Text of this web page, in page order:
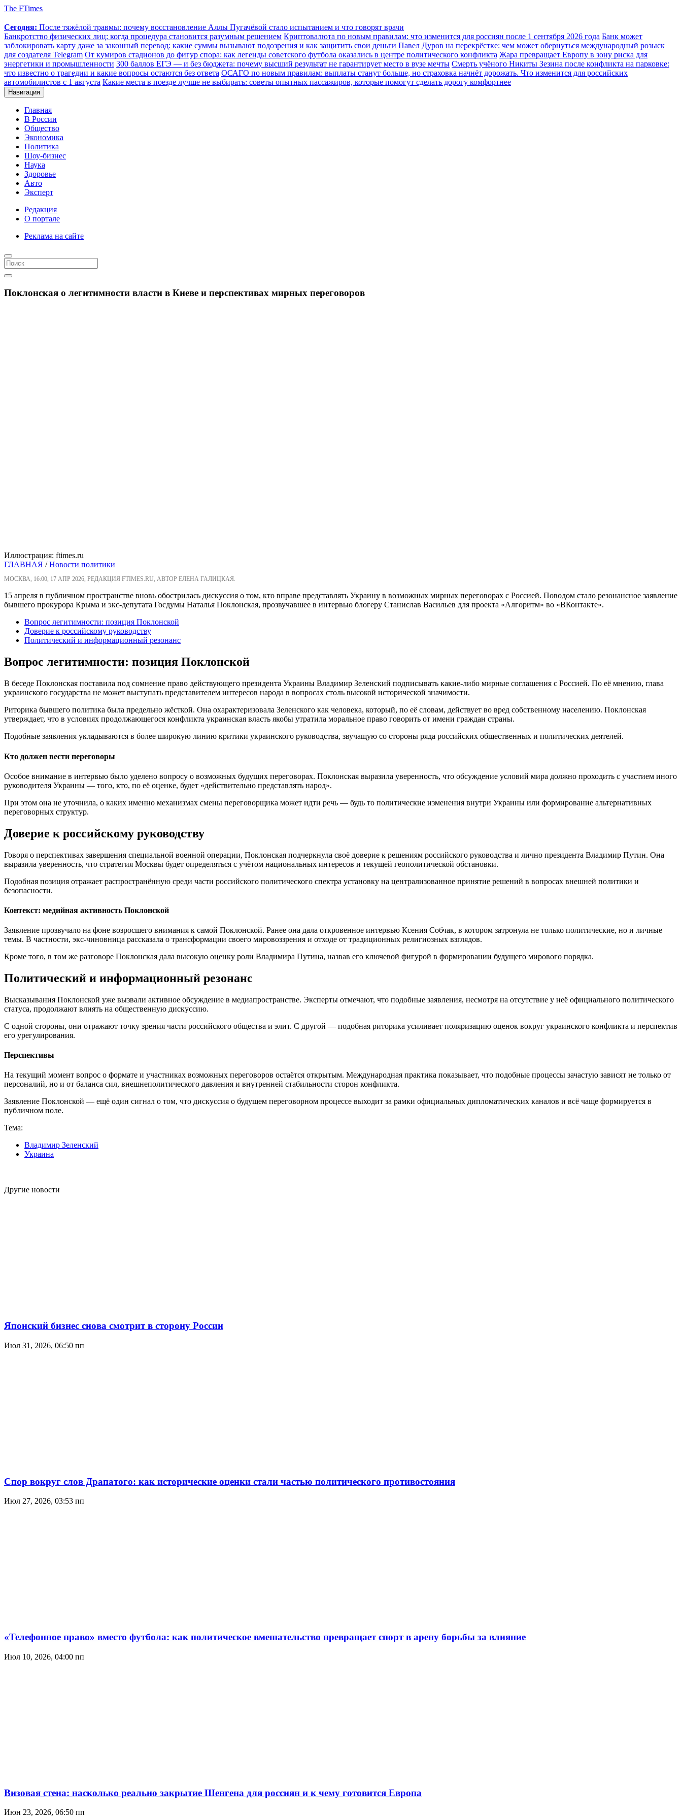
The FTimes
Сегодня: После тяжёлой травмы: почему восстановление Аллы Пугачёвой стало испытанием и что говорят врачи
Банкротство физических лиц: когда процедура становится разумным решением Криптовалюта по новым правилам: что изменится для россиян после 1 сентября 2026 года Банк может
заблокировать карту даже за законный перевод: какие суммы вызывают подозрения и как защитить свои деньги Павел Дуров на перекрёстке: чем может обернуться международный розыск
для создателя Telegram От кумиров стадионов до фигур спора: как легенды советского футбола оказались в центре политического конфликта Жара превращает Европу в зону риска для
энергетики и промышленности 300 баллов ЕГЭ — и без бюджета: почему высший результат не гарантирует место в вузе мечты Смерть учёного Никиты Зезина после конфликта на парковке:
что известно о трагедии и какие вопросы остаются без ответа ОСАГО по новым правилам: выплаты станут больше, но страховка начнёт дорожать. Что изменится для российских
автомобилистов с 1 августа Какие места в поезде лучше не выбирать: советы опытных пассажиров, которые помогут сделать дорогу комфортнее
Навигация
Главная
В России
Общество
Экономика
Политика
Шоу-бизнес
Наука
Здоровье
Авто
Эксперт
Редакция
О портале
Реклама на сайте
Поклонская о легитимности власти в Киеве и перспективах мирных переговоров
Иллюстрация: ftimes.ru
ГЛАВНАЯ /Новости политики
МОСКВА, 16:00, 17 АПР 2026, РЕДАКЦИЯ FTIMES.RU, АВТОР ЕЛЕНА ГАЛИЦКАЯ.
15 апреля в публичном пространстве вновь обострилась дискуссия о том, кто вправе представлять Украину в возможных мирных переговорах с Россией. Поводом стало резонансное заявление
бывшего прокурора Крыма и экс-депутата Госдумы Наталья Поклонская, прозвучавшее в интервью блогеру Станислав Васильев для проекта «Алгоритм» во «ВКонтакте».
Вопрос легитимности: позиция Поклонской
Доверие к российскому руководству
Политический и информационный резонанс
Вопрос легитимности: позиция Поклонской
В беседе Поклонская поставила под сомнение право действующего президента Украины Владимир Зеленский подписывать какие-либо мирные соглашения с Россией. По её мнению, глава
украинского государства не может выступать представителем интересов народа в вопросах столь высокой исторической значимости.
Риторика бывшего политика была предельно жёсткой. Она охарактеризовала Зеленского как человека, который, по её словам, действует во вред собственному населению. Поклонская
утверждает, что в условиях продолжающегося конфликта украинская власть якобы утратила моральное право говорить от имени граждан страны.
Подобные заявления укладываются в более широкую линию критики украинского руководства, звучащую со стороны ряда российских общественных и политических деятелей.
Кто должен вести переговоры
Особое внимание в интервью было уделено вопросу о возможных будущих переговорах. Поклонская выразила уверенность, что обсуждение условий мира должно проходить с участием иного
руководителя Украины — того, кто, по её оценке, будет «действительно представлять народ».
При этом она не уточнила, о каких именно механизмах смены переговорщика может идти речь — будь то политические изменения внутри Украины или формирование альтернативных
переговорных структур.
Доверие к российскому руководству
Говоря о перспективах завершения специальной военной операции, Поклонская подчеркнула своё доверие к решениям российского руководства и лично президента Владимир Путин. Она
выразила уверенность, что стратегия Москвы будет определяться с учётом национальных интересов и текущей геополитической обстановки.
Подобная позиция отражает распространённую среди части российского политического спектра установку на централизованное принятие решений в вопросах внешней политики и
безопасности.
Контекст: медийная активность Поклонской
Заявление прозвучало на фоне возросшего внимания к самой Поклонской. Ранее она дала откровенное интервью Ксения Собчак, в котором затронула не только политические, но и личные
темы. В частности, экс-чиновница рассказала о трансформации своего мировоззрения и отходе от традиционных религиозных взглядов.
Кроме того, в том же разговоре Поклонская дала высокую оценку роли Владимира Путина, назвав его ключевой фигурой в формировании будущего мирового порядка.
Политический и информационный резонанс
Высказывания Поклонской уже вызвали активное обсуждение в медиапространстве. Эксперты отмечают, что подобные заявления, несмотря на отсутствие у неё официального политического
статуса, продолжают влиять на общественную дискуссию.
С одной стороны, они отражают точку зрения части российского общества и элит. С другой — подобная риторика усиливает поляризацию оценок вокруг украинского конфликта и перспектив
его урегулирования.
Перспективы
На текущий момент вопрос о формате и участниках возможных переговоров остаётся открытым. Международная практика показывает, что подобные процессы зачастую зависят не только от
персоналий, но и от баланса сил, внешнеполитического давления и внутренней стабильности сторон конфликта.
Заявление Поклонской — ещё один сигнал о том, что дискуссия о будущем переговорном процессе выходит за рамки официальных дипломатических каналов и всё чаще формируется в
публичном поле.
Тема:
Владимир Зеленский
Украина
Другие новости
Японский бизнес снова смотрит в сторону России
Июл 31, 2026, 06:50 пп
Спор вокруг слов Драпатого: как исторические оценки стали частью политического противостояния
Июл 27, 2026, 03:53 пп
«Телефонное право» вместо футбола: как политическое вмешательство превращает спорт в арену борьбы за влияние
Июл 10, 2026, 04:00 пп
Визовая стена: насколько реально закрытие Шенгена для россиян и к чему готовится Европа
Июн 23, 2026, 06:50 пп